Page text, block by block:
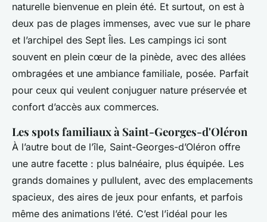
naturelle bienvenue en plein été. Et surtout, on est à
deux pas de plages immenses, avec vue sur le phare
et l’archipel des Sept Îles. Les campings ici sont
souvent en plein cœur de la pinède, avec des allées
ombragées et une ambiance familiale, posée. Parfait
pour ceux qui veulent conjuguer nature préservée et
confort d’accès aux commerces.
Les spots familiaux à Saint-Georges-d'Oléron
À l’autre bout de l’île, Saint-Georges-d’Oléron offre
une autre facette : plus balnéaire, plus équipée. Les
grands domaines y pullulent, avec des emplacements
spacieux, des aires de jeux pour enfants, et parfois
même des animations l’été. C’est l’idéal pour les